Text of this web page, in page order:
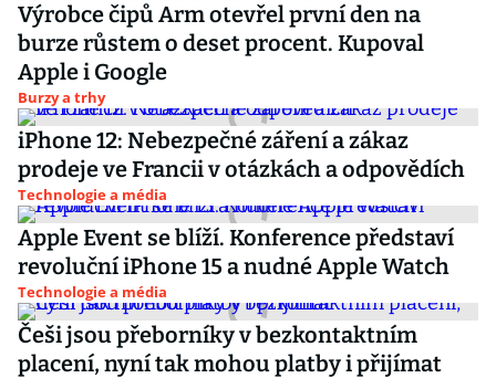
Výrobce čipů Arm otevřel první den na
burze růstem o deset procent. Kupoval
Apple i Google
Burzy a trhy
iPhone 12: Nebezpečné záření a zákaz
prodeje ve Francii v otázkách a odpovědích
Technologie a média
Apple Event se blíží. Konference představí
revoluční iPhone 15 a nudné Apple Watch
Technologie a média
Češi jsou přeborníky v bezkontaktním
placení, nyní tak mohou platby i přijímat